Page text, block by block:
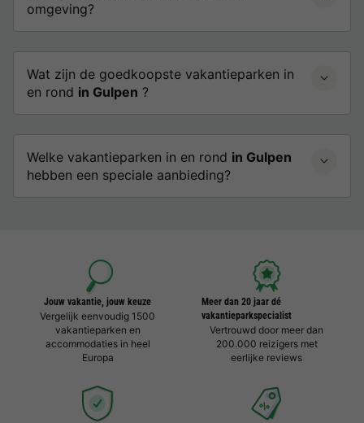
omgeving?
Wat zijn de goedkoopste vakantieparken in
en rond in Gulpen ?
Welke vakantieparken in en rond in Gulpen
hebben een speciale aanbieding?
Jouw vakantie, jouw keuze
Vergelijk eenvoudig 1500
vakantieparken en
accommodaties in heel
Europa
Meer dan 20 jaar dé
vakantieparkspecialist
Vertrouwd door meer dan
200.000 reizigers met
eerlijke reviews